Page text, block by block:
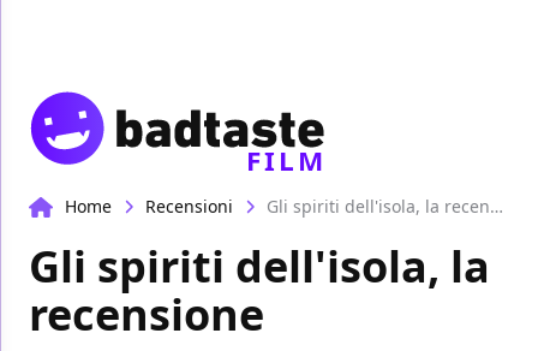
FILM
Home Recensioni Gli spiriti dell'isola, la recensione
Gli spiriti dell'isola, la
recensione